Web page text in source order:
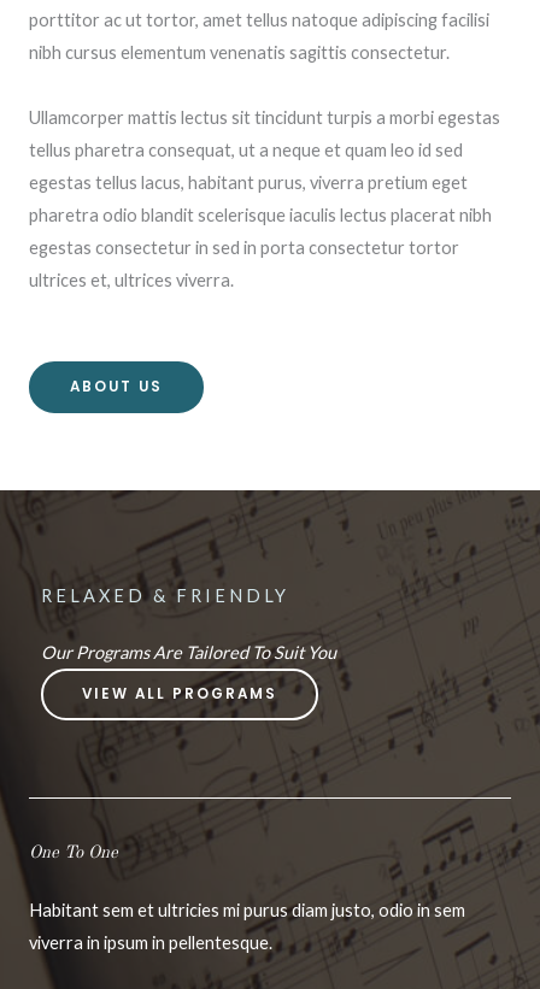
porttitor ac ut tortor, amet tellus natoque adipiscing facilisi
nibh cursus elementum venenatis sagittis consectetur.
Ullamcorper mattis lectus sit tincidunt turpis a morbi egestas
tellus pharetra consequat, ut a neque et quam leo id sed
egestas tellus lacus, habitant purus, viverra pretium eget
pharetra odio blandit scelerisque iaculis lectus placerat nibh
egestas consectetur in sed in porta consectetur tortor
ultrices et, ultrices viverra.
ABOUT US
RELAXED & FRIENDLY
Our Programs Are Tailored To Suit You
VIEW ALL PROGRAMS
One To One
Habitant sem et ultricies mi purus diam justo, odio in sem
viverra in ipsum in pellentesque.